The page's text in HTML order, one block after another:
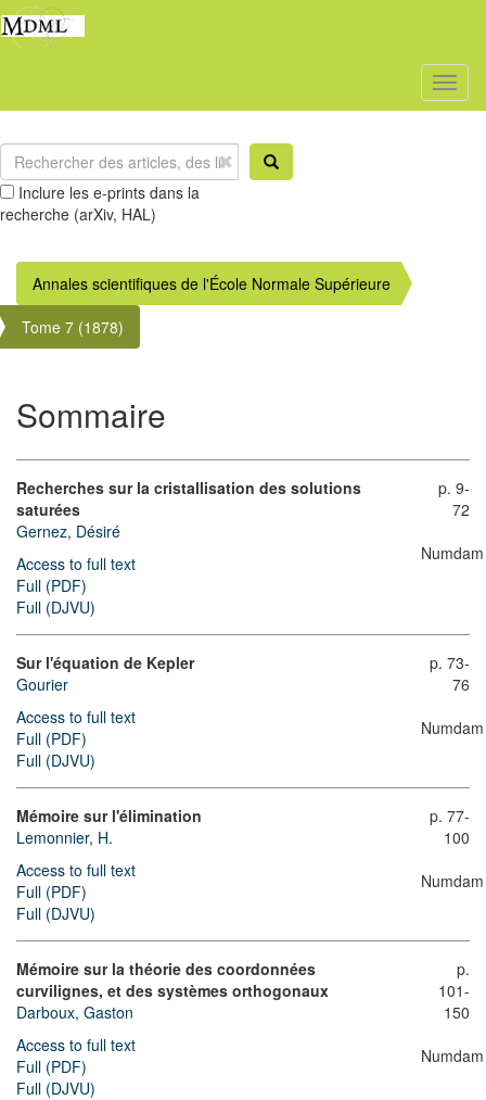
Inclure les e-prints dans la
recherche (arXiv, HAL)
Annales scientifiques de l'École Normale Supérieure
Tome 7 (1878)
Sommaire
Recherches sur la cristallisation des solutions
saturées
Gernez, Désiré
Access to full text
Full (PDF)
Full (DJVU)
p. 9-
72
Numdam
Sur l'équation de Kepler
Gourier
Access to full text
Full (PDF)
Full (DJVU)
p. 73-
76
Numdam
Mémoire sur l'élimination
Lemonnier, H.
Access to full text
Full (PDF)
Full (DJVU)
p. 77-
100
Numdam
Mémoire sur la théorie des coordonnées
curvilignes, et des systèmes orthogonaux
Darboux, Gaston
Access to full text
Full (PDF)
Full (DJVU)
p.
101-
150
Numdam